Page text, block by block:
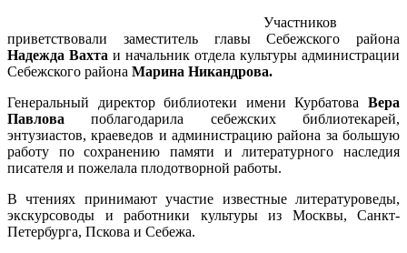
Участников
приветствовали заместитель главы Себежского района
Надежда Вахта и начальник отдела культуры администрации
Себежского района Марина Никандрова.
Генеральный директор библиотеки имени Курбатова Вера
Павлова поблагодарила себежских библиотекарей,
энтузиастов, краеведов и администрацию района за большую
работу по сохранению памяти и литературного наследия
писателя и пожелала плодотворной работы.
В чтениях принимают участие известные литературоведы,
экскурсоводы и работники культуры из Москвы, Санкт-
Петербурга, Пскова и Себежа.